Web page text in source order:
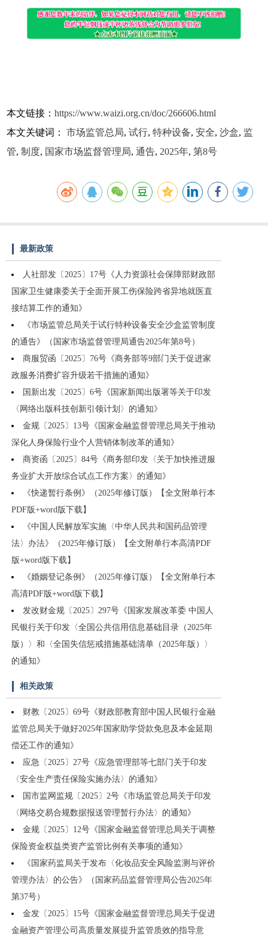
本文链接：https://www.waizi.org.cn/doc/266606.html
本文关键词：市场监管总局,试行,特种设备,安全,沙盒, 监
管,制度, 国家市场监督管理局,通告, 2025年,第8号
最新政策
人社部发〔2025〕17号《人力资源社会保障部财政部
国家卫生健康委关于全面开展工伤保险跨省异地就医直
接结算工作的通知》
《市场监管总局关于试行特种设备安全沙盒监管制度
的通告》（国家市场监督管理局通告2025年第8号）
商服贸函〔2025〕76号《商务部等9部门关于促进家
政服务消费扩容升级若干措施的通知》
国新出发〔2025〕6号《国家新闻出版署等关于印发
〈网络出版科技创新引领计划〉的通知》
金规〔2025〕13号《国家金融监督管理总局关于推动
深化人身保险行业个人营销体制改革的通知》
商资函〔2025〕84号《商务部印发〈关于加快推进服
务业扩大开放综合试点工作方案〉的通知》
《快递暂行条例》（2025年修订版）【全文附单行本
PDF版+word版下载】
《中国人民解放军实施〈中华人民共和国药品管理
法〉办法》（2025年修订版）【全文附单行本高清PDF
版+word版下载】
《婚姻登记条例》（2025年修订版）【全文附单行本
高清PDF版+word版下载】
发改财金规〔2025〕297号《国家发展改革委 中国人
民银行关于印发〈全国公共信用信息基础目录（2025年
版）〉和〈全国失信惩戒措施基础清单（2025年版）〉
的通知》
相关政策
财教〔2025〕69号《财政部教育部中国人民银行金融
监管总局关于做好2025年国家助学贷款免息及本金延期
偿还工作的通知》
应急〔2025〕27号《应急管理部等七部门关于印发
〈安全生产责任保险实施办法〉的通知》
国市监网监规〔2025〕2号《市场监管总局关于印发
〈网络交易合规数据报送管理暂行办法〉的通知》
金规〔2025〕12号《国家金融监督管理总局关于调整
保险资金权益类资产监管比例有关事项的通知》
《国家药监局关于发布〈化妆品安全风险监测与评价
管理办法〉的公告》（国家药品监督管理局公告2025年
第37号）
金发〔2025〕15号《国家金融监督管理总局关于促进
金融资产管理公司高质量发展提升监管质效的指导意